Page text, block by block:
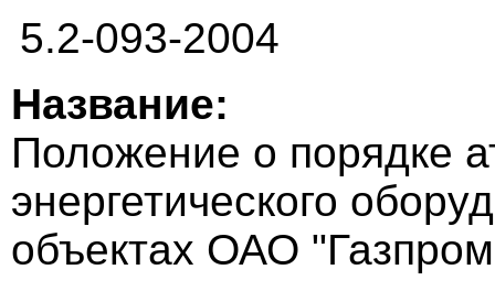
5.2-093-2004
Название:
Положение о порядке
энергетического
объектах ОАО